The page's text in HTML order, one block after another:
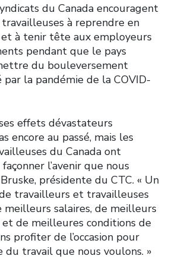
du Canada encouragent
à reprendre en
à tenir tête aux employeurs
pendant que le pays
du bouleversement
par la pandémie de la COVID-
effets dévastateurs
encore au passé, mais les
du Canada ont
façonner l’avenir que nous
présidente du CTC. « Un
travailleurs et travailleuses
meilleurs salaires, de meilleurs
et de meilleures conditions de
profiter de l’occasion pour
du travail que nous voulons. »